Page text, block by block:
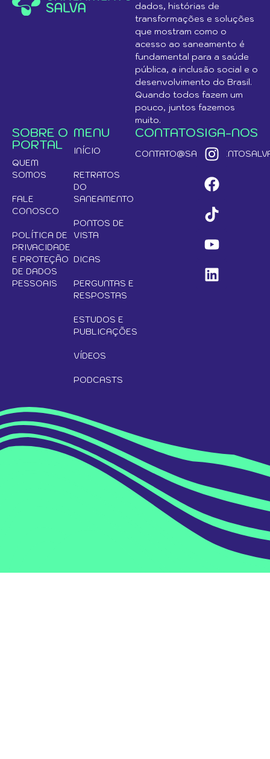
dados, histórias de
transformações e soluções
que mostram como o
acesso ao saneamento é
fundamental para a saúde
pública, a inclusão social e o
desenvolvimento do Brasil.
Quando todos fazem um
pouco, juntos fazemos
muito.
SOBRE O
PORTAL
QUEM
SOMOS
FALE
CONOSCO
POLÍTICA DE
PRIVACIDADE
E PROTEÇÃO
DE DADOS
PESSOAIS
MENU
INÍCIO
RETRATOS
DO
SANEAMENTO
PONTOS DE
VISTA
DICAS
PERGUNTAS E
RESPOSTAS
ESTUDOS E
PUBLICAÇÕES
VÍDEOS
PODCASTS
CONTATOSIGA-NOS